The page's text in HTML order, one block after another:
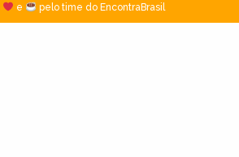
e pelo time do EncontraBrasil